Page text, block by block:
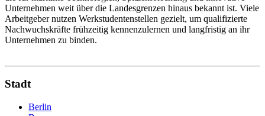
Unternehmen weit über die Landesgrenzen hinaus bekannt ist. Viele
Arbeitgeber nutzen Werkstudentenstellen gezielt, um qualifizierte
Nachwuchskräfte frühzeitig kennenzulernen und langfristig an ihr
Unternehmen zu binden.
Stadt
Berlin